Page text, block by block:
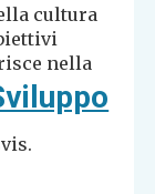
cultura
nella